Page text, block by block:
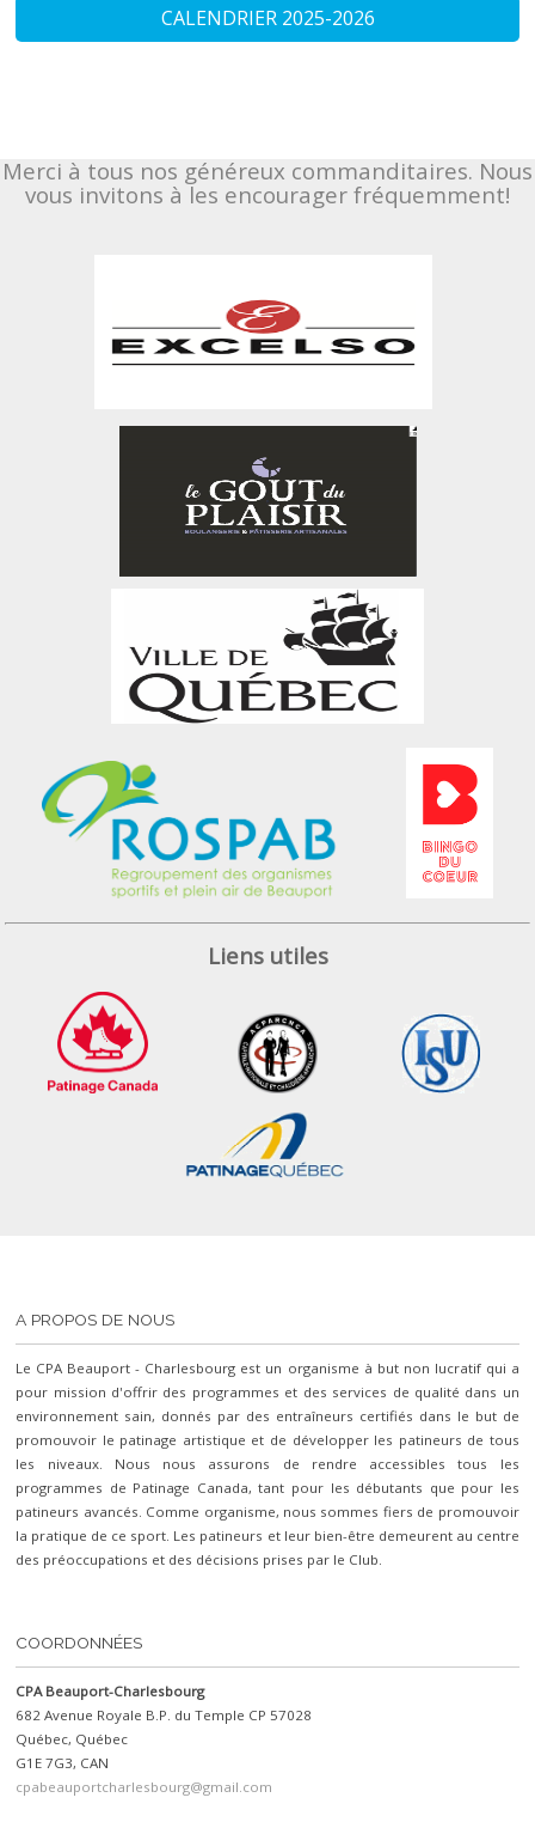
CALENDRIER 2025-2026
Merci à tous nos généreux commanditaires. Nous
vous invitons à les encourager fréquemment!
Liens utiles
A PROPOS DE NOUS
Le CPA Beauport - Charlesbourg est un organisme à but non lucratif qui a
pour mission d'offrir des programmes et des services de qualité dans un
environnement sain, donnés par des entraîneurs certifiés dans le but de
promouvoir le patinage artistique et de développer les patineurs de tous
les niveaux. Nous nous assurons de rendre accessibles tous les
programmes de Patinage Canada, tant pour les débutants que pour les
patineurs avancés. Comme organisme, nous sommes fiers de promouvoir
la pratique de ce sport. Les patineurs et leur bien-être demeurent au centre
des préoccupations et des décisions prises par le Club.
COORDONNÉES
CPA Beauport-Charlesbourg
682 Avenue Royale B.P. du Temple CP 57028
Québec, Québec
G1E 7G3, CAN
cpabeauportcharlesbourg@gmail.com